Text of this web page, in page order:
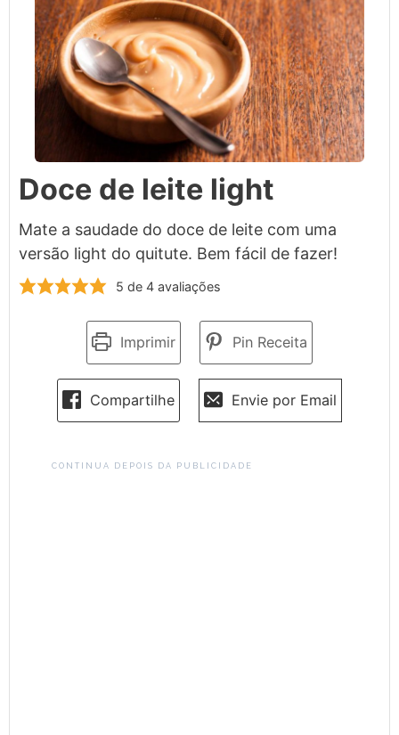
Doce de leite light
Mate a saudade do doce de leite com uma
versão light do quitute. Bem fácil de fazer!
5 de 4avaliações
Imprimir Pin Receita
Compartilhe Envie por Email
CONTINUA DEPOIS DA PUBLICIDADE